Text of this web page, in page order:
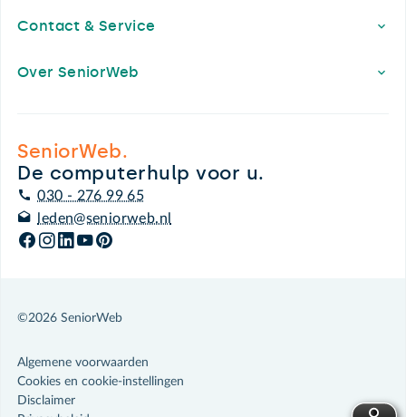
Contact & Service
Over SeniorWeb
SeniorWeb.
De computerhulp voor u.
030 - 276 99 65
leden@seniorweb.nl
©2026 SeniorWeb
Algemene voorwaarden
Cookies en cookie-instellingen
Disclaimer